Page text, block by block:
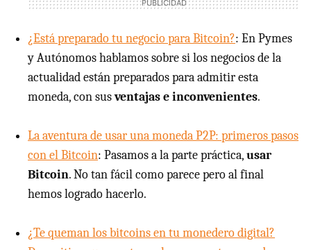
¿Está preparado tu negocio para Bitcoin?: En Pymes
y Autónomos hablamos sobre si los negocios de la
actualidad están preparados para admitir esta
moneda, con susventajas e inconvenientes.
La aventura de usar una moneda P2P: primeros pasos
con el Bitcoin: Pasamos a la parte práctica,usar
Bitcoin. No tan fácil como parece pero al final
hemos logrado hacerlo.
¿Te queman los bitcoins en tu monedero digital?